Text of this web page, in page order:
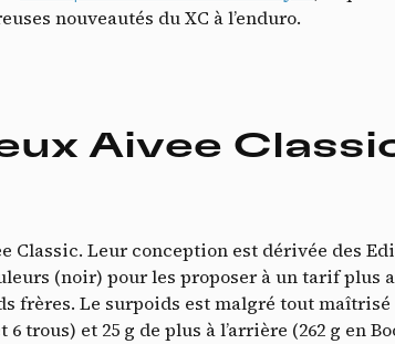
nouveautés du XC à l’enduro.
Aivee
Classic. Leur conception est dérivée des
(noir) pour les proposer à un tarif plus
frères. Le surpoids est malgré tout
6 trous) et 25 g de plus à l’arrière (262 g en